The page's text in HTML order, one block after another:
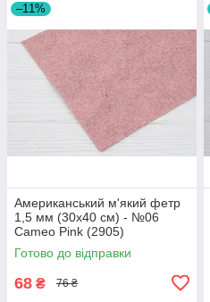
–11%
Американський м'який фетр
1,5 мм (30х40 см) - №06
Cameo Pink (2905)
Готово до відправки
68 ₴ 76 ₴